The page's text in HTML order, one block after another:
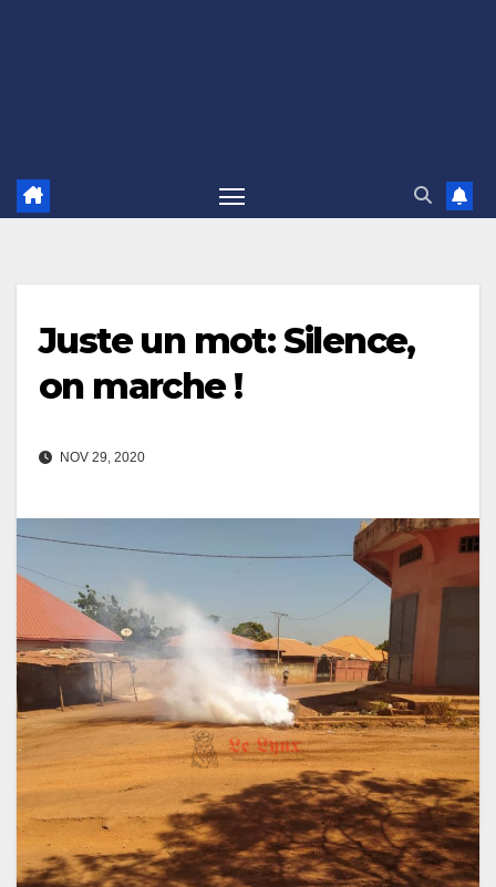
Juste un mot: Silence,
on marche !
NOV 29, 2020